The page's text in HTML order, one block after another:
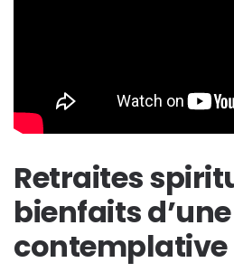
Retraites
bienfaits
contemplative